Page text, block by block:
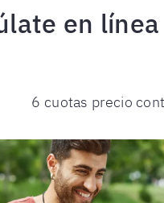
en
6 cuotas precio